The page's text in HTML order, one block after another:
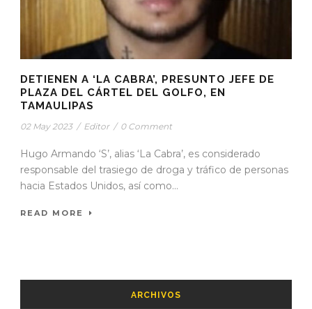
DETIENEN A ‘LA CABRA’, PRESUNTO JEFE DE
PLAZA DEL CÁRTEL DEL GOLFO, EN
TAMAULIPAS
02 May 2023 / Editor / 0 Comment
Hugo Armando ‘S’, alias ‘La Cabra’, es considerado
responsable del trasiego de droga y tráfico de personas
hacia Estados Unidos, así como...
READ MORE
ARCHIVOS